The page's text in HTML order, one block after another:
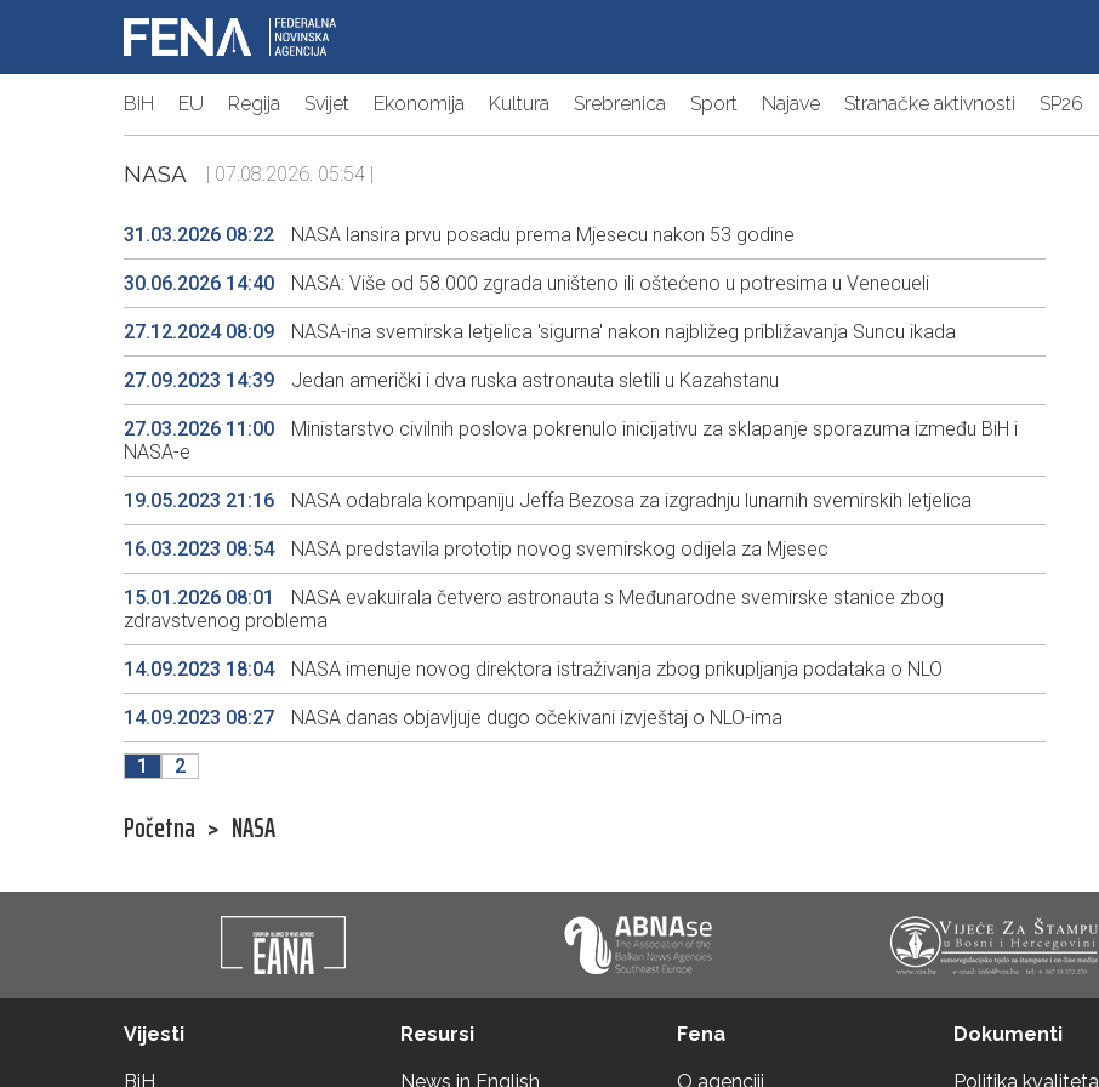
BiH EU Regija Svijet Ekonomija Kultura Srebrenica Sport Najave Stranačke aktivnosti SP26
NASA | 07.08.2026. 05:54 |
31.03.2026 08:22 NASA lansira prvu posadu prema Mjesecu nakon 53 godine
30.06.2026 14:40 NASA: Više od 58.000 zgrada uništeno ili oštećeno u potresima u Venecueli
27.12.2024 08:09 NASA-ina svemirska letjelica 'sigurna' nakon najbližeg približavanja Suncu ikada
27.09.2023 14:39 Jedan američki i dva ruska astronauta sletili u Kazahstanu
27.03.2026 11:00
Ministarstvo civilnih poslova pokrenulo inicijativu za sklapanje sporazuma između BiH i
NASA-e
19.05.2023 21:16 NASA odabrala kompaniju Jeffa Bezosa za izgradnju lunarnih svemirskih letjelica
16.03.2023 08:54 NASA predstavila prototip novog svemirskog odijela za Mjesec
15.01.2026 08:01
NASA evakuirala četvero astronauta s Međunarodne svemirske stanice zbog
zdravstvenog problema
14.09.2023 18:04 NASA imenuje novog direktora istraživanja zbog prikupljanja podataka o NLO
14.09.2023 08:27 NASA danas objavljuje dugo očekivani izvještaj o NLO-ima
1 2
Početna > NASA
Vijesti
BiH
Resursi
News in English
Fena
O agenciji
Dokumenti
Politika kvaliteta